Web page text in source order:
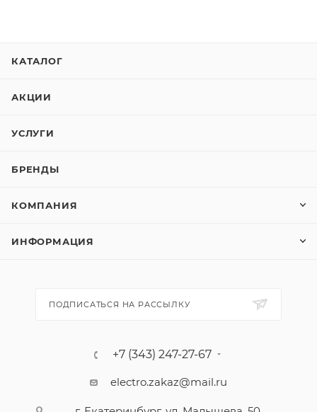
КАТАЛОГ
АКЦИИ
УСЛУГИ
БРЕНДЫ
КОМПАНИЯ
ИНФОРМАЦИЯ
ПОДПИСАТЬСЯ НА РАССЫЛКУ
+7 (343) 247-27-67
electro.zakaz@mail.ru